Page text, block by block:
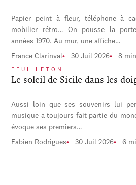
Papier peint à fleur, téléphone à
mobilier rétro… On pousse la
années 1970. Au mur, une affiche…
France Clarinval 30 Juil 2026 8
FEUILLETON
Le soleil de Sicile dans les
Aussi loin que ses souvenirs lui
musique a toujours fait partie du
évoque ses premiers…
Fabien Rodrigues 30 Juil 2026 6